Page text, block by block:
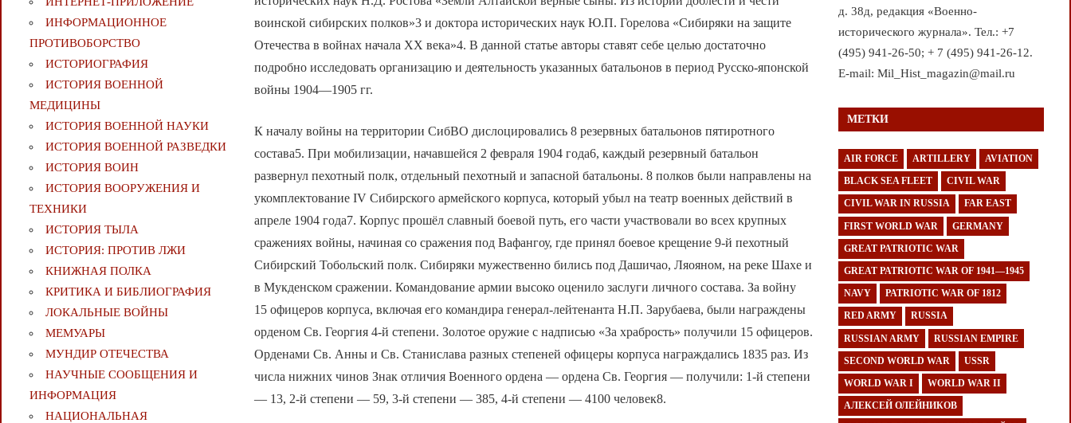
воинской сибирских полков»3 и доктора исторических наук Ю.П. Горелова «Сибиряки на защите
Отечества в войнах начала XX века»4. В данной статье авторы ставят себе целью достаточно
подробно исследовать организацию и деятельность указанных батальонов в период Русско-японской
войны 1904—1905 гг.
К началу войны на территории СибВО дислоцировались 8 резервных батальонов пятиротного
состава5. При мобилизации, начавшейся 2 февраля 1904 года6, каждый резервный батальон
развернул пехотный полк, отдельный пехотный и запасной батальоны. 8 полков были направлены на
укомплектование IV Сибирского армейского корпуса, который убыл на театр военных действий в
апреле 1904 года7. Корпус прошёл славный боевой путь, его части участвовали во всех крупных
сражениях войны, начиная со сражения под Вафангоу, где принял боевое крещение 9-й пехотный
Сибирский Тобольский полк. Сибиряки мужественно бились под Дашичао, Ляояном, на реке Шахе и
в Мукденском сражении. Командование армии высоко оценило заслуги личного состава. За войну
15 офицеров корпуса, включая его командира генерал-лейтенанта Н.П. Зарубаева, были награждены
орденом Св. Георгия 4-й степени. Золотое оружие с надписью «За храбрость» получили 15 офицеров.
Орденами Св. Анны и Св. Станислава разных степеней офицеры корпуса награждались 1835 раз. Из
числа нижних чинов Знак отличия Военного ордена — ордена Св. Георгия — получили: 1-й степени
— 13, 2-й степени — 59, 3-й степени — 385, 4-й степени — 4100 человек8.
ИНФОРМАЦИОННОЕ
ПРОТИВОБОРСТВО
ИСТОРИОГРАФИЯ
ИСТОРИЯ ВОЕННОЙ
МЕДИЦИНЫ
ИСТОРИЯ ВОЕННОЙ НАУКИ
ИСТОРИЯ ВОЕННОЙ РАЗВЕДКИ
ИСТОРИЯ ВОИН
ИСТОРИЯ ВООРУЖЕНИЯ И
ТЕХНИКИ
ИСТОРИЯ ТЫЛА
ИСТОРИЯ: ПРОТИВ ЛЖИ
КНИЖНАЯ ПОЛКА
КРИТИКА И БИБЛИОГРАФИЯ
ЛОКАЛЬНЫЕ ВОЙНЫ
МЕМУАРЫ
МУНДИР ОТЕЧЕСТВА
НАУЧНЫЕ СООБЩЕНИЯ И
ИНФОРМАЦИЯ
НАЦИОНАЛЬНАЯ
д. 38д, редакция «Военно-
исторического журнала». Тел.: +7
(495) 941-26-50; + 7 (495) 941-26-12.
E-mail: Mil_Hist_magazin@mail.ru
МЕТКИ
AIR FORCE ARTILLERY AVIATION
BLACK SEA FLEET CIVIL WAR
CIVIL WAR IN RUSSIA FAR EAST
FIRST WORLD WAR GERMANY
GREAT PATRIOTIC WAR
GREAT PATRIOTIC WAR OF 1941—1945
NAVY PATRIOTIC WAR OF 1812
RED ARMY RUSSIA
RUSSIAN ARMY RUSSIAN EMPIRE
SECOND WORLD WAR USSR
WORLD WAR I WORLD WAR II
АЛЕКСЕЙ ОЛЕЙНИКОВ